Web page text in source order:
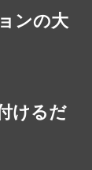
ンの大
けるだ